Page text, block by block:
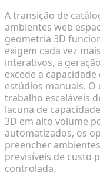
A transição de
ambientes web
geometria 3D
exigem cada vez
interativos, a
excede a
estúdios manuais.
trabalho escaláveis
lacuna de
3D em alto volume
automatizados, os
preencher
previsíveis de custo
controlada.